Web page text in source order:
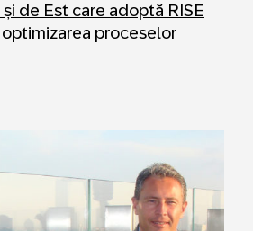
de Est care adoptă RISE
proceselor